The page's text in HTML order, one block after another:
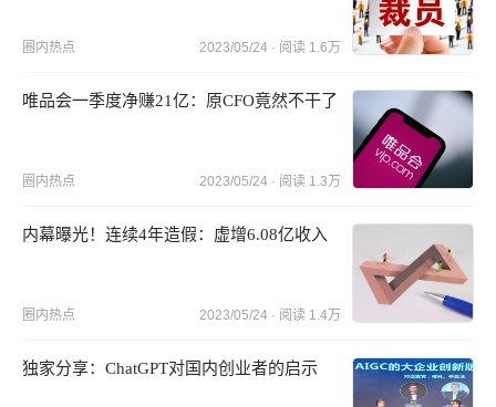
圈内热点 2023/05/24 · 阅读 1.6万
唯品会一季度净赚21亿：原CFO竟然不干了
圈内热点 2023/05/24 · 阅读 1.3万
内幕曝光！连续4年造假：虚增6.08亿收入
圈内热点 2023/05/24 · 阅读 1.4万
独家分享：ChatGPT对国内创业者的启示